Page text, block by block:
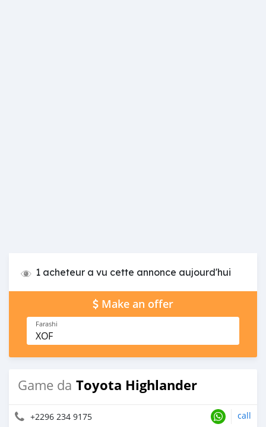
1 acheteur a vu cette annonce aujourd'hui
Make an offer
Farashi
XOF
Game da Toyota Highlander
+2296 234 9175 call